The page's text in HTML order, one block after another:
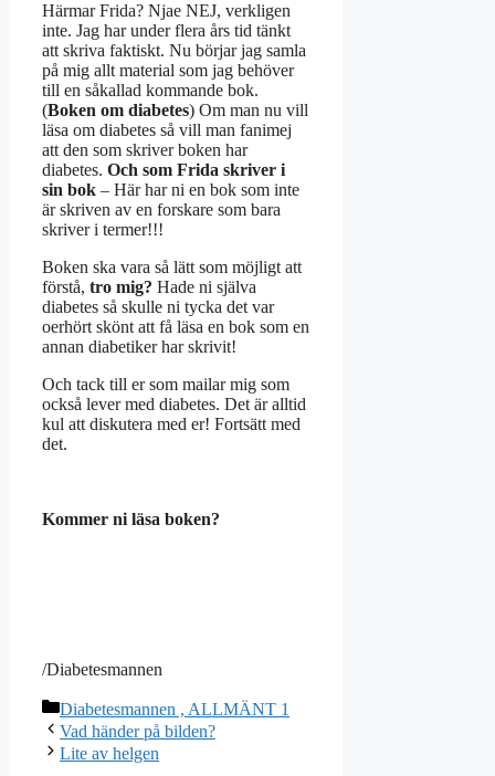
Härmar Frida? Njae NEJ, verkligen
inte. Jag har under flera års tid tänkt
att skriva faktiskt. Nu börjar jag samla
på mig allt material som jag behöver
till en såkallad kommande bok.
(Boken om diabetes) Om man nu vill
läsa om diabetes så vill man fanimej
att den som skriver boken har
diabetes. Och som Frida skriver i
sin bok – Här har ni en bok som inte
är skriven av en forskare som bara
skriver i termer!!!
Boken ska vara så lätt som möjligt att
förstå, tro mig? Hade ni själva
diabetes så skulle ni tycka det var
oerhört skönt att få läsa en bok som en
annan diabetiker har skrivit!
Och tack till er som mailar mig som
också lever med diabetes. Det är alltid
kul att diskutera med er! Fortsätt med
det.
Kommer ni läsa boken?
/Diabetesmannen
Kategorier
Diabetesmannen , ALLMÄNT 1
Vad händer på bilden?
Lite av helgen